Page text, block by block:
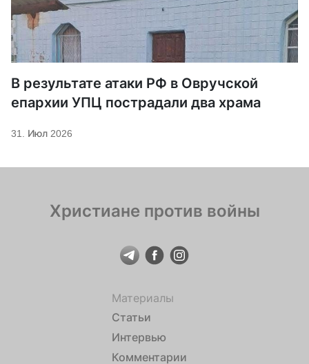
В результате атаки РФ в Овручской
епархии УПЦ пострадали два храма
31. Июл 2026
Христиане против войны
Материалы
Статьи
Интервью
Комментарии